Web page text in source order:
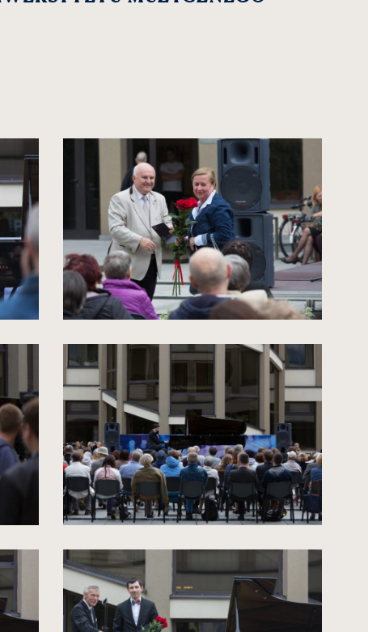
spowoduje
powiększenie
zdjęcia
do
rozmiarów
oryginalnych
spowoduje
powiększenie
zdjęcia
do
rozmiarów
oryginalnych